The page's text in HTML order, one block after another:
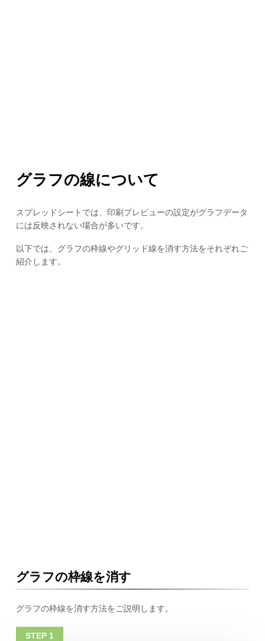
グラフの線について
スプレッドシートでは、印刷プレビューの設定がグラフデータ
には反映されない場合が多いです。
以下では、グラフの枠線やグリッド線を消す方法をそれぞれご
紹介します。
グラフの枠線を消す
グラフの枠線を消す方法をご説明します。